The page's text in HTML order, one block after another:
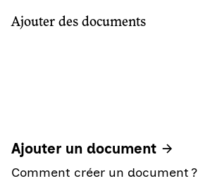
Ajouter des documents
Ajouter un document
Comment créer un document ?